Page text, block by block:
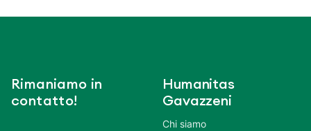
Rimaniamo in
contatto!
Humanitas
Gavazzeni
Chi siamo